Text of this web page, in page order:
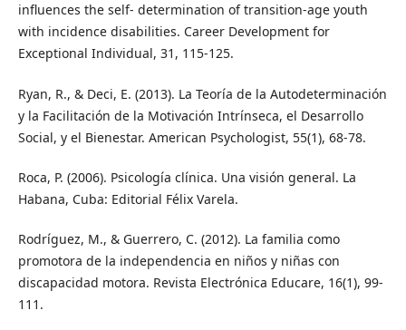
influences the self- determination of transition-age youth
with incidence disabilities. Career Development for
Exceptional Individual, 31, 115-125.
Ryan, R., & Deci, E. (2013). La Teoría de la Autodeterminación
y la Facilitación de la Motivación Intrínseca, el Desarrollo
Social, y el Bienestar. American Psychologist, 55(1), 68-78.
Roca, P. (2006). Psicología clínica. Una visión general. La
Habana, Cuba: Editorial Félix Varela.
Rodríguez, M., & Guerrero, C. (2012). La familia como
promotora de la independencia en niños y niñas con
discapacidad motora. Revista Electrónica Educare, 16(1), 99-
111.